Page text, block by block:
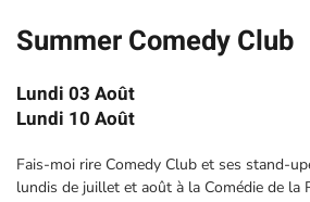
Summer Comedy Club
Lundi 03 Août
Lundi 10 Août
Fais-moi rire Comedy Club et ses stand-
lundis de juillet et août à la Comédie de la